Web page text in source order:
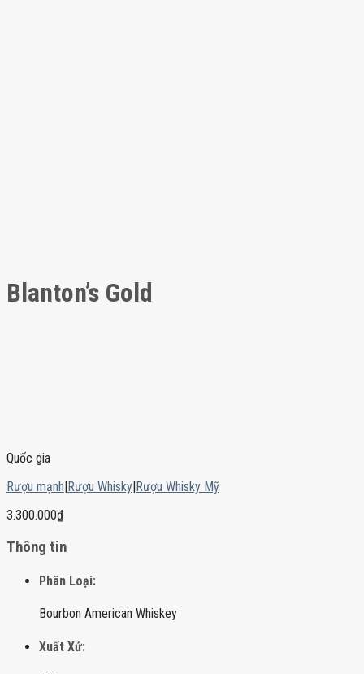
Blanton’s Gold
Quốc gia
Rượu mạnh|Rượu Whisky|Rượu Whisky Mỹ
3.300.000₫
Thông tin
Phân Loại:
Bourbon American Whiskey
Xuất Xứ: